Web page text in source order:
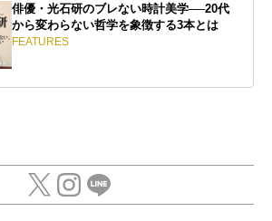
俳優・光石研のブレない時計美学──20代
から変わらない哲学を象徴する3本とは
FEATURES